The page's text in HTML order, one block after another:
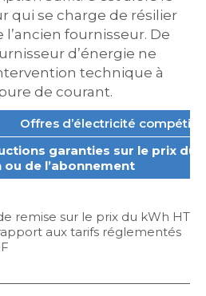
qui se charge de résilier
l’ancien fournisseur. De
d’énergie ne
technique à
de courant.
Offres d’électricité
garanties sur le prix du
ou de l’abonnement
remise sur le prix du kWh HT
aux tarifs réglementés